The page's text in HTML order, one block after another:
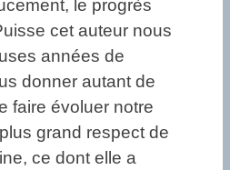
le progrès
cet auteur nous
années de
donner autant de
faire évoluer notre
grand respect de
ce dont elle a